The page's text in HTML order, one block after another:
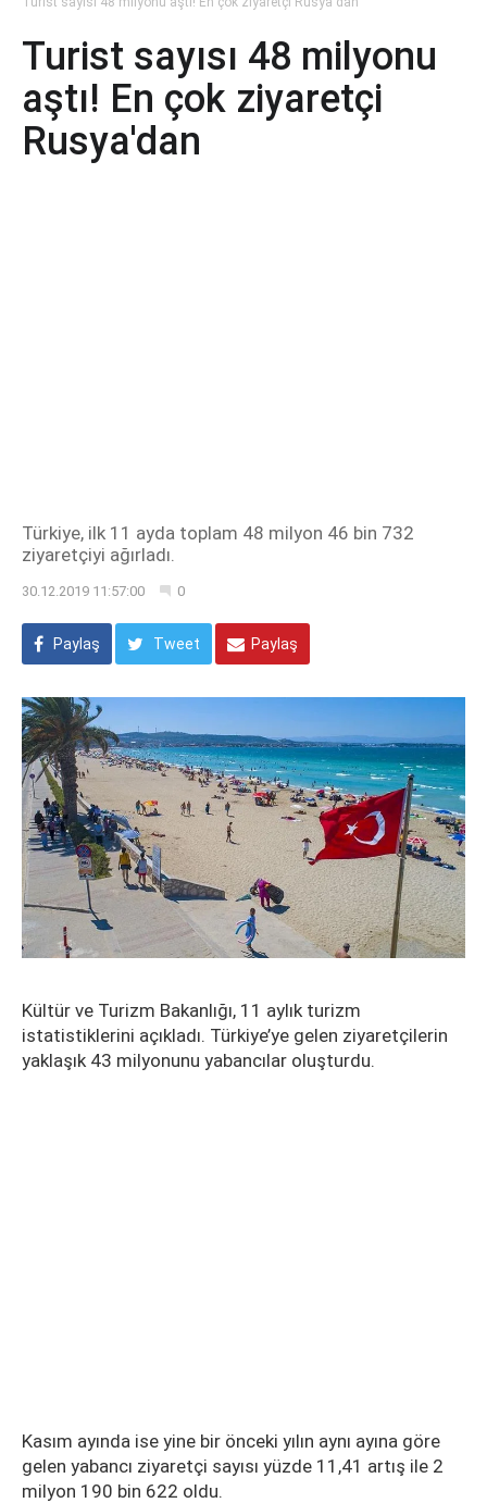
Turist sayısı 48 milyonu
aştı! En çok ziyaretçi
Rusya'dan
Türkiye, ilk 11 ayda toplam 48 milyon 46 bin 732
ziyaretçiyi ağırladı.
30.12.2019 11:57:00 0
Paylaş Tweet Paylaş
Kültür ve Turizm Bakanlığı, 11 aylık turizm
istatistiklerini açıkladı. Türkiye’ye gelen ziyaretçilerin
yaklaşık 43 milyonunu yabancılar oluşturdu.
Kasım ayında ise yine bir önceki yılın aynı ayına göre
gelen yabancı ziyaretçi sayısı yüzde 11,41 artış ile 2
milyon 190 bin 622 oldu.